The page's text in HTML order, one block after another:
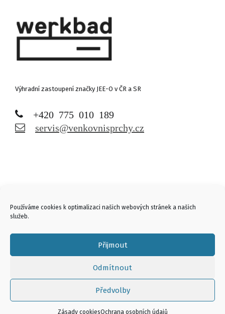
Používáme cookies k optimalizaci našich webových stránek a našich
služeb.
Přijmout
Odmítnout
Předvolby
Zásady cookiesOchrana osobních údajů
Výhradní zastoupení značky JEE-O v ČR a SR
+420 775 010 189
servis@venkovnisprchy.cz
Links